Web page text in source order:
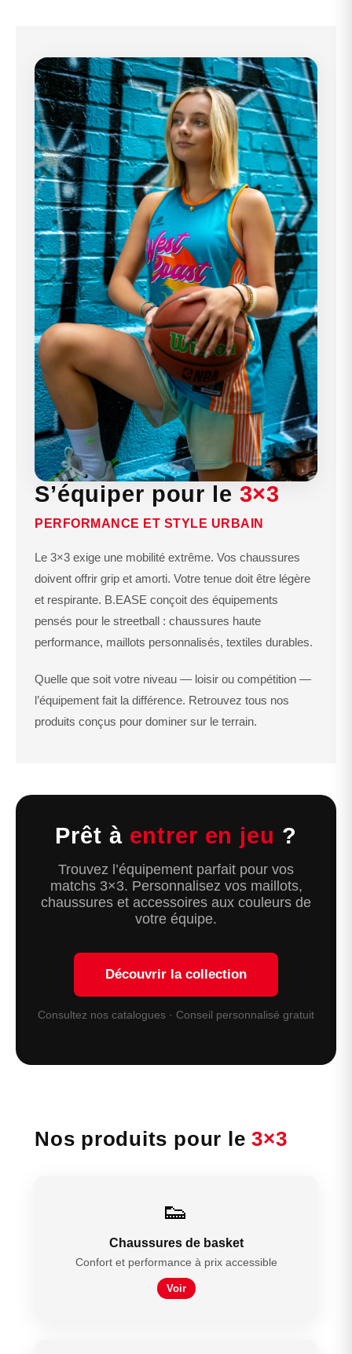
S’équiper pour le 3×3
PERFORMANCE ET STYLE URBAIN
Le 3×3 exige une mobilité extrême. Vos chaussures
doivent offrir grip et amorti. Votre tenue doit être légère
et respirante. B.EASE conçoit des équipements
pensés pour le streetball : chaussures haute
performance, maillots personnalisés, textiles durables.
Quelle que soit votre niveau — loisir ou compétition —
l’équipement fait la différence. Retrouvez tous nos
produits conçus pour dominer sur le terrain.
Prêt à entrer en jeu ?
Trouvez l’équipement parfait pour vos
matchs 3×3. Personnalisez vos maillots,
chaussures et accessoires aux couleurs de
votre équipe.
Découvrir la collection
Consultez nos catalogues · Conseil personnalisé gratuit
Nos produits pour le3×3
👟
Chaussures de basket
Confort et performance à prix accessible
Voir